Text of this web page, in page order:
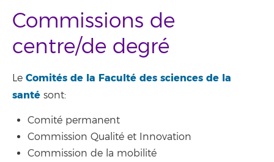
Commissions de
centre/de degré
Le Comités de la Faculté des sciences de la
santé sont:
Comité permanent
Commission Qualité et Innovation
Commission de la mobilité